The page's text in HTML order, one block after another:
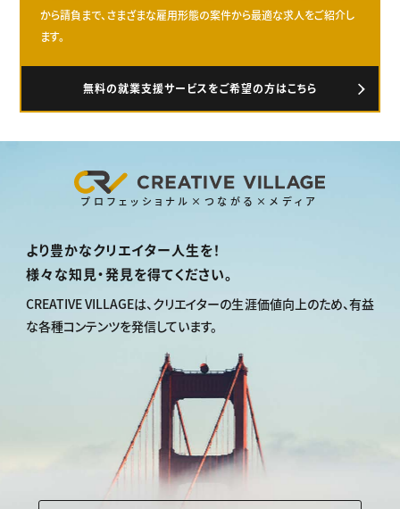
から請負まで、さまざまな雇用形態の案件から最適な求人をご紹介し
ます。
無料の就業支援サービスをご希望の方はこちら
プロフェッショナル×つながる×メディア
より豊かなクリエイター人生を！
様々な知見・発見を得てください。
CREATIVE VILLAGEは、 クリエイターの生涯価値向上のため、有益
な各種コンテンツを発信しています。